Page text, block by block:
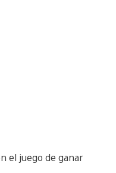
el juego de ganar